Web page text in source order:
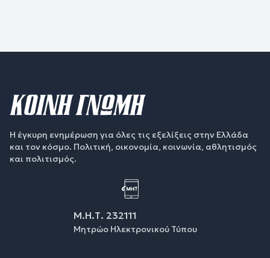
Η έγκυρη ενημέρωση για όλες τις εξελίξεις στην Ελλάδα
και τον κόσμο. Πολιτική, οικονομία, κοινωνία, αθλητισμός
και πολιτισμός.
Μ.Η.Τ. 232111
Μητρώο Ηλεκτρονικού Τύπου